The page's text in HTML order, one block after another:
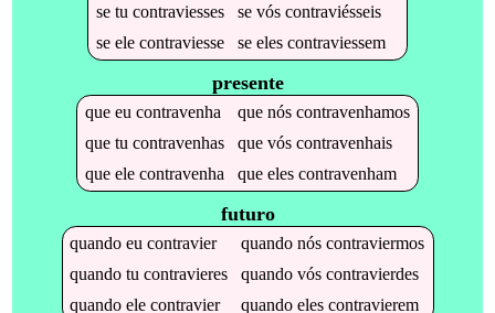
se tu contraviesses se vós contraviésseis
se ele contraviesse se eles contraviessem
presente
que eu contravenha que nós contravenhamos
que tu contravenhas que vós contravenhais
que ele contravenha que eles contravenham
futuro
quandoeucontravier quandonóscontraviermos
quandotucontravieres quandovóscontravierdes
quandoelecontravier quandoelescontravierem